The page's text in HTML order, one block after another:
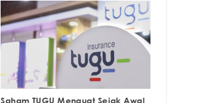
Saham TUGU Menguat Sejak Awal